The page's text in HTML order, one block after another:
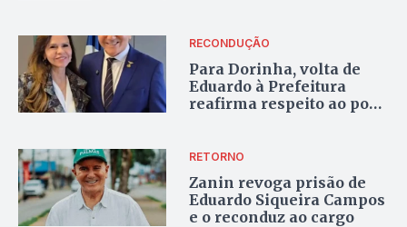
RECONDUÇÃO
Para Dorinha, volta de
Eduardo à Prefeitura
reafirma respeito ao povo
RETORNO
Zanin revoga prisão de
Eduardo Siqueira Campos
e o reconduz ao cargo